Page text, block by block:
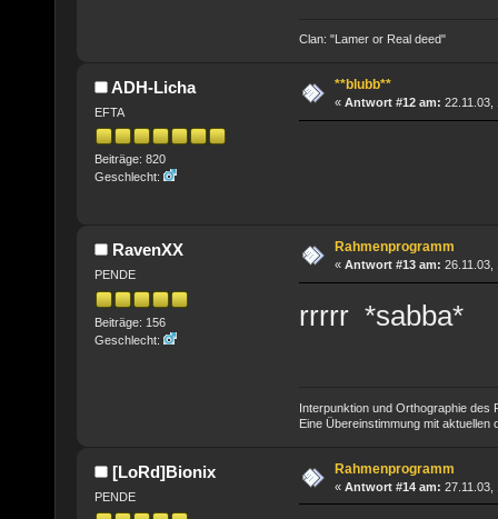
Clan: "Lamer or Real deed"
ADH-Licha
EFTA
Beiträge: 820
Geschlecht:
**blubb**
« Antwort #12 am: 22.11.03,
RavenXX
PENDE
Beiträge: 156
Geschlecht:
Rahmenprogramm
« Antwort #13 am: 26.11.03,
rrrrr *sabba*
Interpunktion und Orthographie des
Eine Übereinstimmung mit aktuellen
[LoRd]Bionix
PENDE
Rahmenprogramm
« Antwort #14 am: 27.11.03,